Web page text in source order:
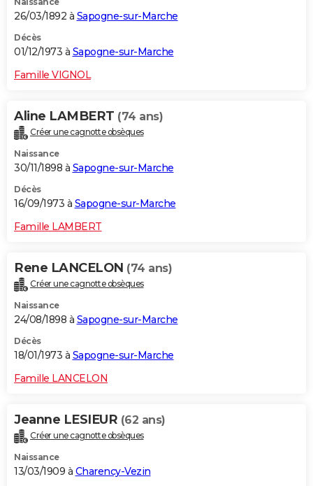
26/03/1892 à Sapogne-sur-Marche
Décès
01/12/1973 à Sapogne-sur-Marche
Famille VIGNOL
Aline LAMBERT (74 ans)
Créer une cagnotte obsèques
Naissance
30/11/1898 à Sapogne-sur-Marche
Décès
16/09/1973 à Sapogne-sur-Marche
Famille LAMBERT
Rene LANCELON (74 ans)
Créer une cagnotte obsèques
Naissance
24/08/1898 à Sapogne-sur-Marche
Décès
18/01/1973 à Sapogne-sur-Marche
Famille LANCELON
Jeanne LESIEUR (62 ans)
Créer une cagnotte obsèques
Naissance
13/03/1909 à Charency-Vezin